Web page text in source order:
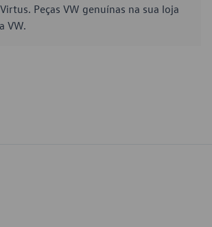
Peças VW genuínas na sua loja
VW.